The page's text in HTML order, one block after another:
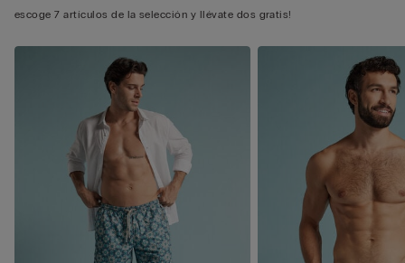
escoge 7 artículos de la selección y llévate dos gratis!